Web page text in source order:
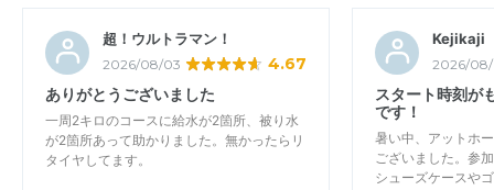
超！ウルトラマン！
2026/08/03 4.67
ありがとうございました
一周2キロのコースに給水が2箇所、被り水
が2箇所あって助かりました。無かったらリ
タイヤしてます。
Kejikaji
2026/08/
スタート時刻が
です！
暑い中、アットホ
ございました。参
シューズケースや